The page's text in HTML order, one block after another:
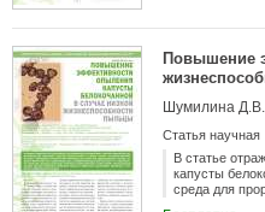
Повышение
Шумилина
Статья научная
В статье
капусты
среда для